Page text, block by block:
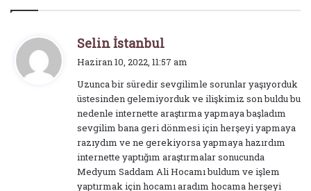
Selin İstanbul
i
k
i
:
Haziran 10, 2022, 11:57 am
Uzunca bir süredir sevgilimle sorunlar yaşıyorduk
üstesinden gelemiyorduk ve ilişkimiz son buldu bu
nedenle internette araştırma yapmaya başladım
sevgilim bana geri dönmesi için herşeyi yapmaya
razıydım ve ne gerekiyorsa yapmaya hazırdım
internette yaptığım araştırmalar sonucunda
Medyum Saddam Ali Hocamı buldum ve işlem
yaptırmak için hocamı aradım hocama herşeyi